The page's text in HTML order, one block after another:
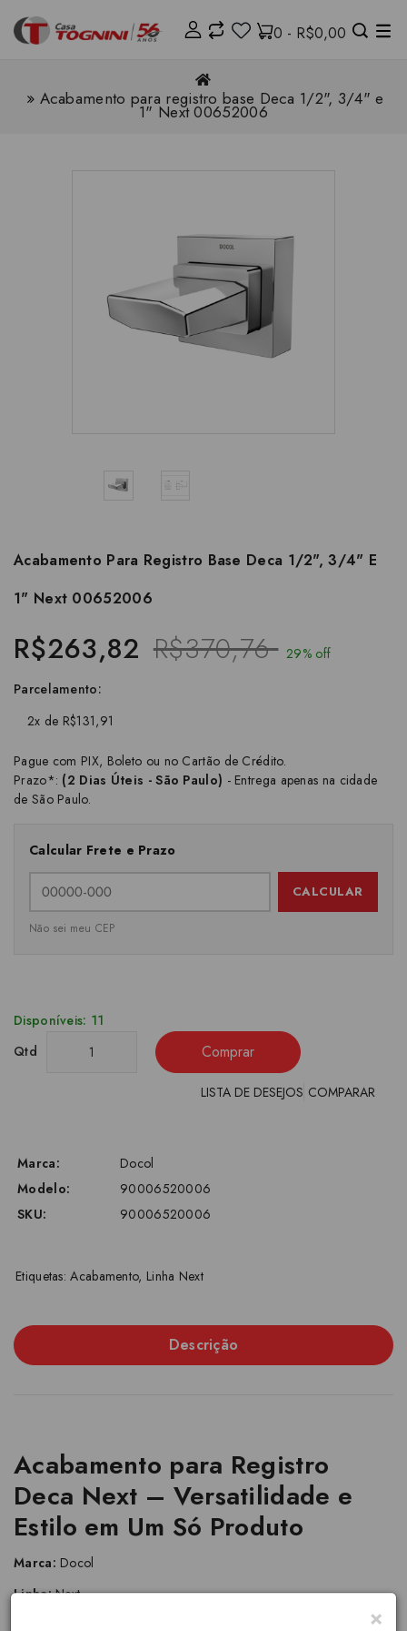
0 - R$0,00
Acabamento para registro base Deca 1/2", 3/4" e
1" Next 00652006
Acabamento Para Registro Base Deca 1/2", 3/4" E
1" Next 00652006
R$263,82 R$370,76 29% off
Parcelamento:
2x de R$131,91
Pague com PIX, Boleto ou no Cartão de Crédito.
Prazo*: (2 Dias Úteis - São Paulo) - Entrega apenas na cidade
de São Paulo.
Calcular Frete e Prazo
CALCULAR
Não sei meu CEP
Disponíveis: 11
Qtd
Comprar
LISTA DE DESEJOS COMPARAR
Marca:
Docol
Modelo:
90006520006
SKU:
90006520006
Etiquetas:Acabamento, Linha Next
Descrição
Acabamento para Registro
Deca Next – Versatilidade e
Estilo em Um Só Produto
Marca: Docol
Linha:Next
×